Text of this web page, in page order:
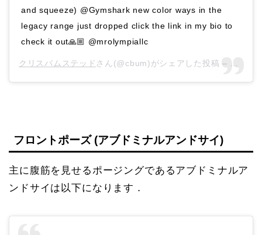
and squeeze) @Gymshark new color ways in the
legacy range just dropped click the link in my bio to
check it out🙏🏼 @mrolympiallc
クリスバムステッド さん(@cbum)がシェアした投稿 –
フロントポーズ (アブドミナルアンドサイ)
主に腹筋を見せるポージングであるアブドミナルア
ンドサイは以下になります．